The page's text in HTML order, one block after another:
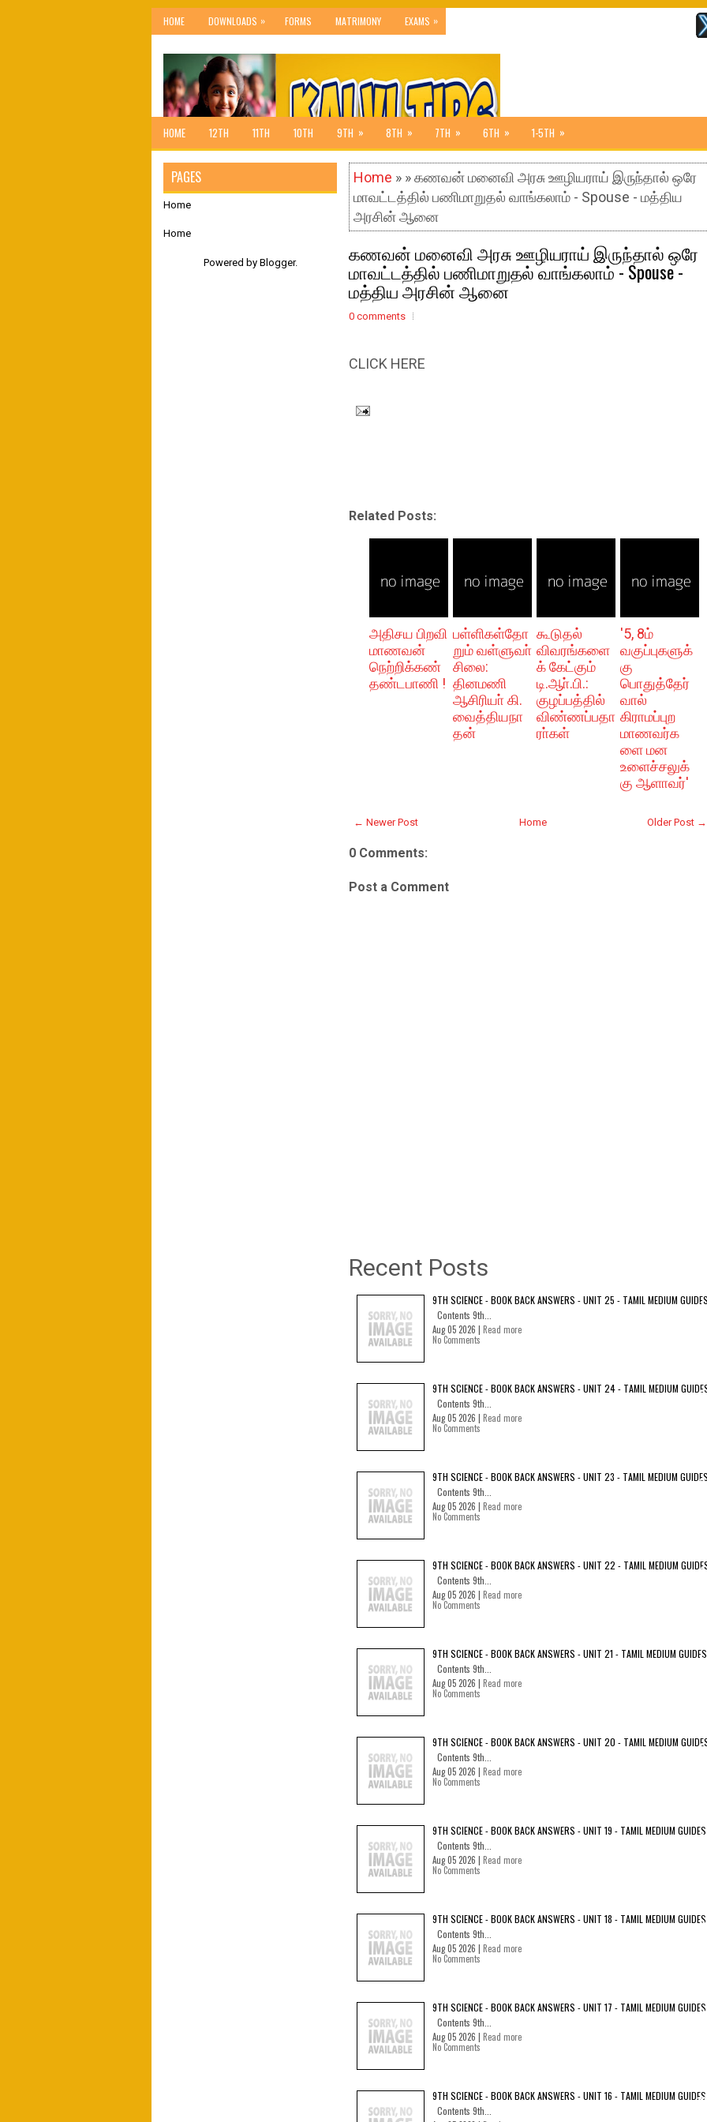
HOME DOWNLOADS » FORMS MATRIMONY EXAMS »
HOME 12TH 11TH 10TH 9TH » 8TH » 7TH » 6TH » 1-5TH »
Home » » கணவன் மனைவி அரசு ஊழியராய் இருந்தால் ஒரே
மாவட்டத்தில் பணிமாறுதல் வாங்கலாம் - Spouse - மத்திய
அரசின் ஆனை
கணவன் மனைவி அரசு ஊழியராய் இருந்தால் ஒரே
மாவட்டத்தில் பணிமாறுதல் வாங்கலாம் - Spouse -
மத்திய அரசின் ஆனை
0 comments
CLICK HERE
Related Posts:
அதிசய பிறவி
மாணவன்
நெற்றிக்கண்
தண்டபாணி !
பள்ளிகள்தோ
றும் வள்ளுவா்
சிலை:
தினமணி
ஆசிரியா் கி.
வைத்தியநா
தன்
கூடுதல்
விவரங்களை
க் கேட்கும்
டி.ஆா்.பி.:
குழப்பத்தில்
விண்ணப்பதா
ரா்கள்
'5, 8ம்
வகுப்புகளுக்
கு
பொதுத்தேர்
வால்
கிராமப்புற
மாணவர்க
ளை மன
உளைச்சலுக்
கு ஆளாவர்'
← Newer Post Older Post →
Home
0 Comments:
Post a Comment
Recent Posts
9TH SCIENCE - BOOK BACK ANSWERS - UNIT 25 - TAMIL MEDIUM
Contents 9th...
Aug 05 2026 | Read more
No Comments
9TH SCIENCE - BOOK BACK ANSWERS - UNIT 24 - TAMIL MEDIUM
Contents 9th...
Aug 05 2026 | Read more
No Comments
9TH SCIENCE - BOOK BACK ANSWERS - UNIT 23 - TAMIL MEDIUM
Contents 9th...
Aug 05 2026 | Read more
No Comments
9TH SCIENCE - BOOK BACK ANSWERS - UNIT 22 - TAMIL MEDIUM
Contents 9th...
Aug 05 2026 | Read more
No Comments
9TH SCIENCE - BOOK BACK ANSWERS - UNIT 21 - TAMIL MEDIUM GUIDES
Contents 9th...
Aug 05 2026 | Read more
No Comments
9TH SCIENCE - BOOK BACK ANSWERS - UNIT 20 - TAMIL MEDIUM
Contents 9th...
Aug 05 2026 | Read more
No Comments
9TH SCIENCE - BOOK BACK ANSWERS - UNIT 19 - TAMIL MEDIUM GUIDES
Contents 9th...
Aug 05 2026 | Read more
No Comments
9TH SCIENCE - BOOK BACK ANSWERS - UNIT 18 - TAMIL MEDIUM GUIDES
Contents 9th...
Aug 05 2026 | Read more
No Comments
9TH SCIENCE - BOOK BACK ANSWERS - UNIT 17 - TAMIL MEDIUM GUIDES
Contents 9th...
Aug 05 2026 | Read more
No Comments
9TH SCIENCE - BOOK BACK ANSWERS - UNIT 16 - TAMIL MEDIUM GUIDES
Contents 9th...
PAGES
Home
Home
Powered by Blogger.